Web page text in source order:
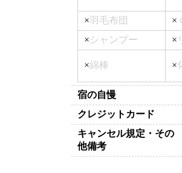
×羽毛布団 ×
×シャンプー ×
×綿棒 ×
宿の自慢
クレジットカード
キャンセル規定・その
他備考